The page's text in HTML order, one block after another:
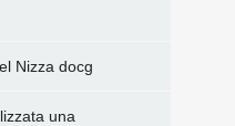
Nizza docg
una